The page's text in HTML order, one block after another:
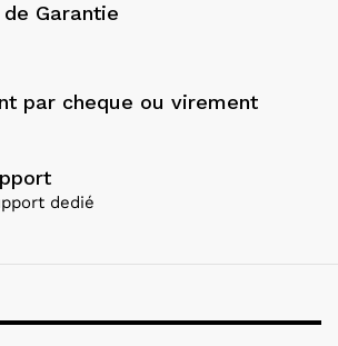
Garantie
par cheque ou virement
dedié